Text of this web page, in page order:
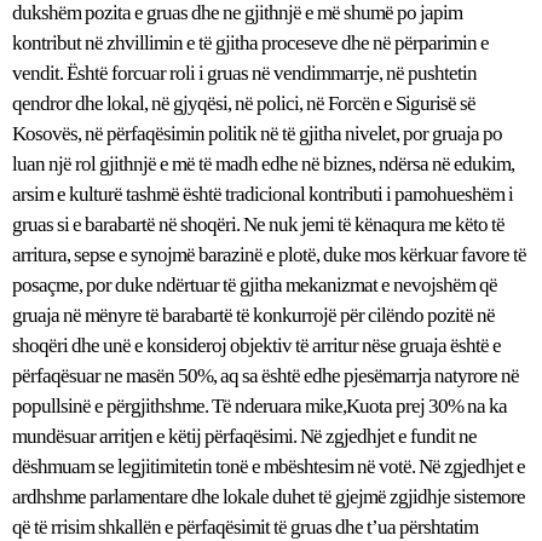
dukshëm pozita e gruas dhe ne gjithnjë e më shumë po japim
kontribut në zhvillimin e të gjitha proceseve dhe në përparimin e
vendit. Është forcuar roli i gruas në vendimmarrje, në pushtetin
qendror dhe lokal, në gjyqësi, në polici, në Forcën e Sigurisë së
Kosovës, në përfaqësimin politik në të gjitha nivelet, por gruaja po
luan një rol gjithnjë e më të madh edhe në biznes, ndërsa në edukim,
arsim e kulturë tashmë është tradicional kontributi i pamohueshëm i
gruas si e barabartë në shoqëri. Ne nuk jemi të kënaqura me këto të
arritura, sepse e synojmë barazinë e plotë, duke mos kërkuar favore të
posaçme, por duke ndërtuar të gjitha mekanizmat e nevojshëm që
gruaja në mënyre të barabartë të konkurrojë për cilëndo pozitë në
shoqëri dhe unë e konsideroj objektiv të arritur nëse gruaja është e
përfaqësuar ne masën 50%, aq sa është edhe pjesëmarrja natyrore në
popullsinë e përgjithshme. Të nderuara mike,Kuota prej 30% na ka
mundësuar arritjen e këtij përfaqësimi. Në zgjedhjet e fundit ne
dëshmuam se legjitimitetin tonë e mbështesim në votë. Në zgjedhjet e
ardhshme parlamentare dhe lokale duhet të gjejmë zgjidhje sistemore
që të rrisim shkallën e përfaqësimit të gruas dhe t’ua përshtatim